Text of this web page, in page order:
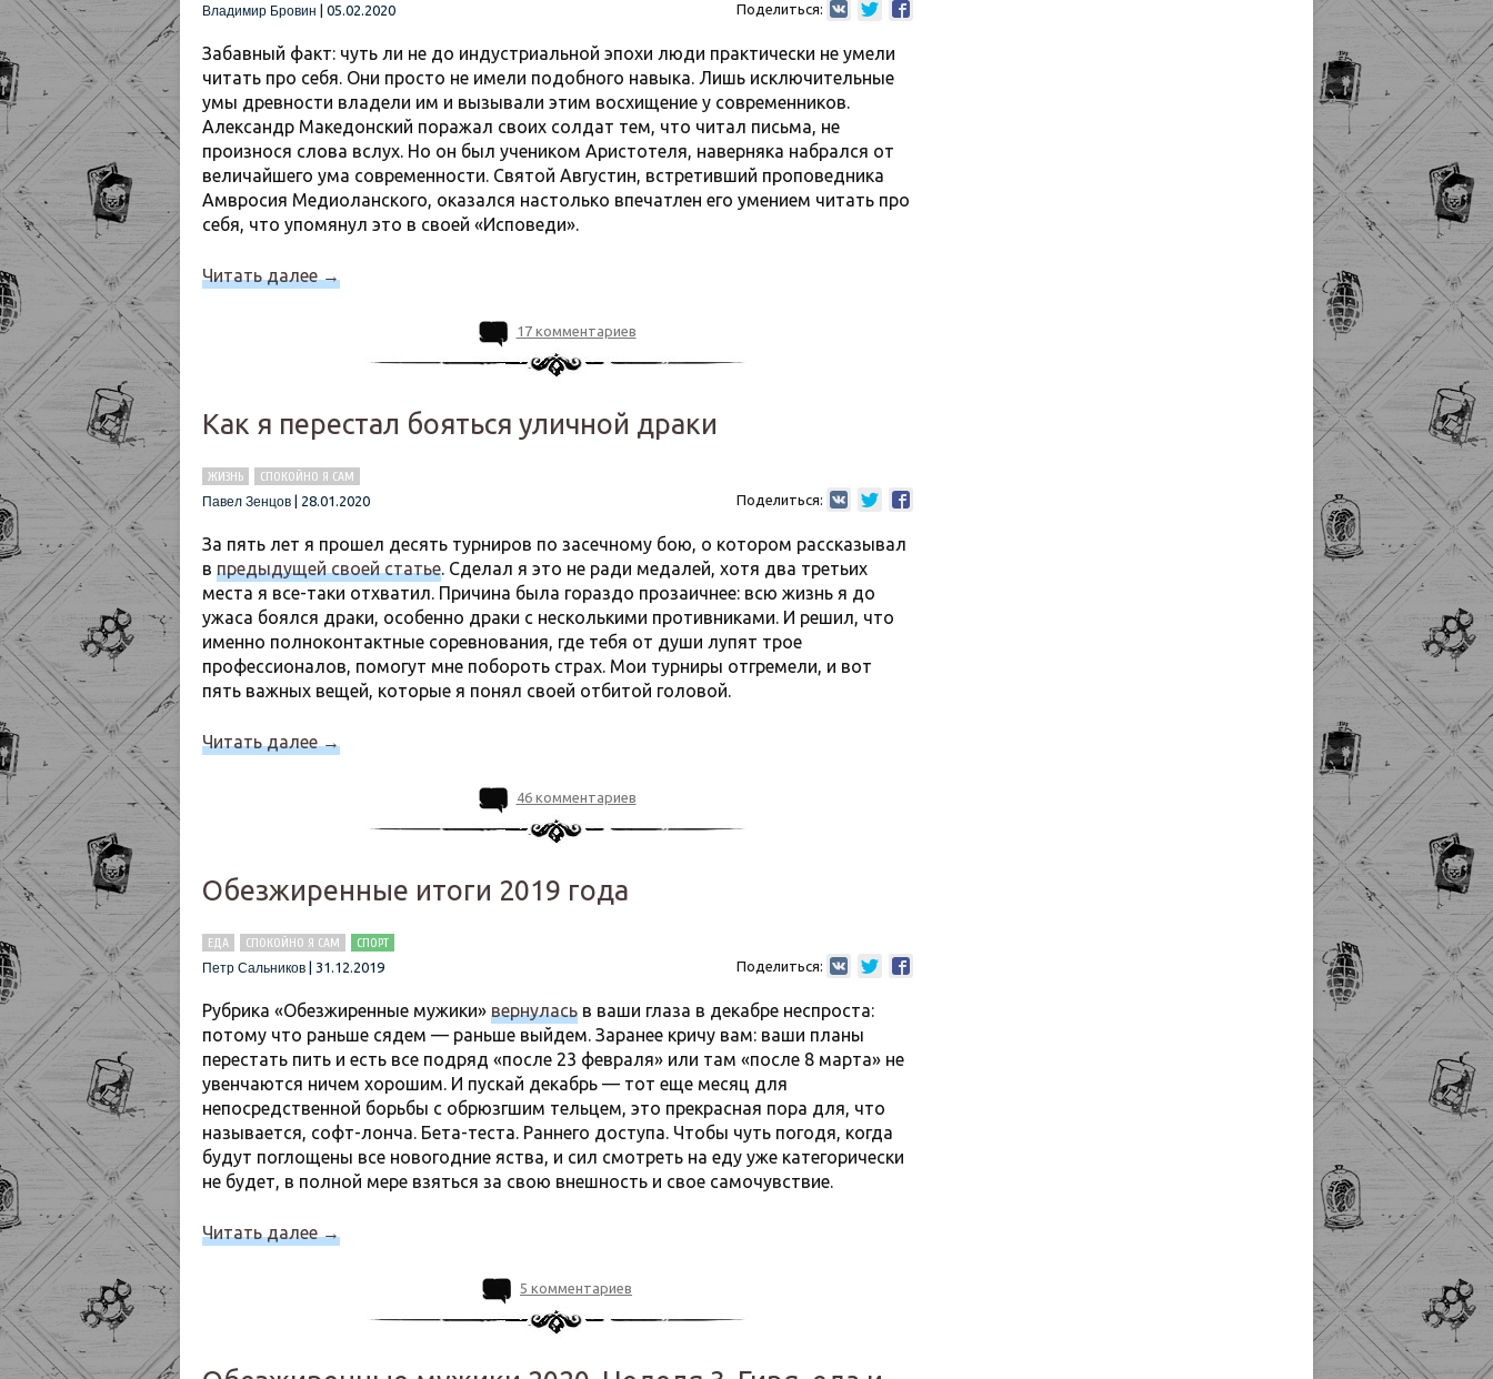
Владимир Бровин
05.02.2020 Поделиться:
Забавный факт: чуть ли не до индустриальной эпохи люди практически не умели
читать про себя. Они просто не имели подобного навыка. Лишь исключительные
умы древности владели им и вызывали этим восхищение у современников.
Александр Македонский поражал своих солдат тем, что читал письма, не
произнося слова вслух. Но он был учеником Аристотеля, наверняка набрался от
величайшего ума современности. Святой Августин, встретивший проповедника
Амвросия Медиоланского, оказался настолько впечатлен его умением читать про
себя, что упомянул это в своей «Исповеди».
Читать далее→
17 комментариев
Как я перестал бояться уличной драки
ЖИЗНЬ
СПОКОЙНО Я САМ
Павел Зенцов
28.01.2020 Поделиться:
За пять лет я прошел десять турниров по засечному бою, о котором рассказывал
в предыдущей своей статье. Сделал я это не ради медалей, хотя два третьих
места я все-таки отхватил. Причина была гораздо прозаичнее: всю жизнь я до
ужаса боялся драки, особенно драки с несколькими противниками. И решил, что
именно полноконтактные соревнования, где тебя от души лупят трое
профессионалов, помогут мне побороть страх. Мои турниры отгремели, и вот
пять важных вещей, которые я понял своей отбитой головой.
Читать далее→
46 комментариев
Обезжиренные итоги 2019 года
ЕДА СПОКОЙНО Я САМ
СПОРТ
Петр Сальников
31.12.2019 Поделиться:
Рубрика «Обезжиренные мужики» вернулась в ваши глаза в декабре неспроста:
потому что раньше сядем — раньше выйдем. Заранее кричу вам: ваши планы
перестать пить и есть все подряд «после 23 февраля» или там «после 8 марта» не
увенчаются ничем хорошим. И пускай декабрь — тот еще месяц для
непосредственной борьбы с обрюзгшим тельцем, это прекрасная пора для, что
называется, софт-лонча. Бета-теста. Раннего доступа. Чтобы чуть погодя, когда
будут поглощены все новогодние яства, и сил смотреть на еду уже категорически
не будет, в полной мере взяться за свою внешность и свое самочувствие.
Читать далее→
5 комментариев